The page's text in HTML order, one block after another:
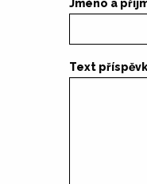
Jméno a
Text